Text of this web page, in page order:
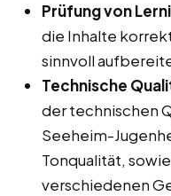
Prüfung von
die Inhalte
sinnvoll
Technische
der technischen
Seeheim-
Tonqualität,
verschiedenen